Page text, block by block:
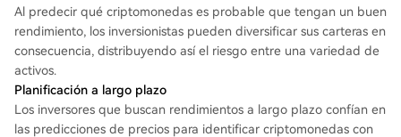
Al predecir qué criptomonedas es probable que tengan un buen
rendimiento, los inversionistas pueden diversificar sus carteras en
consecuencia, distribuyendo así el riesgo entre una variedad de
activos.
Planificación a largo plazo
Los inversores que buscan rendimientos a largo plazo confían en
las predicciones de precios para identificar criptomonedas con